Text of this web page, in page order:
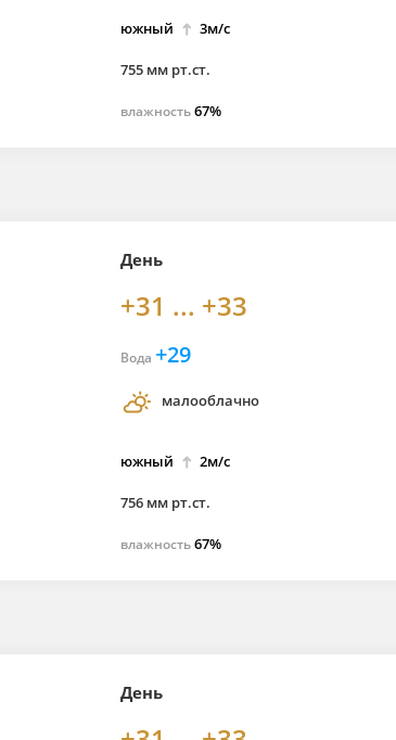
южный 3м/с
755 мм рт.ст.
влажность67%
День
+31 ... +33
Вода +29
малооблачно
южный 2м/с
756 мм рт.ст.
влажность67%
День